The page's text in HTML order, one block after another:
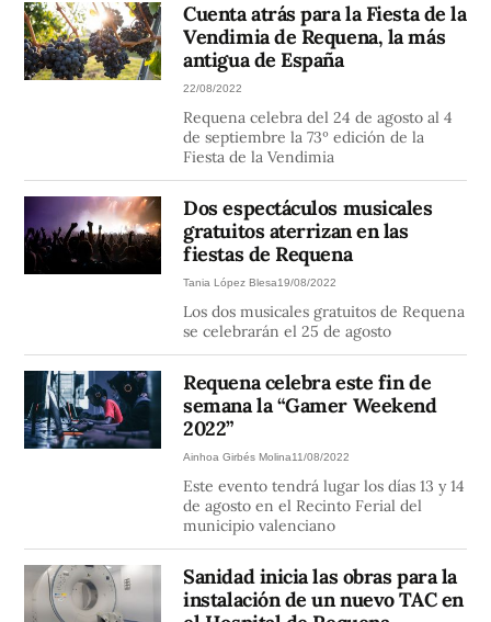
Cuenta atrás para la Fiesta de la
Vendimia de Requena, la más
antigua de España
22/08/2022
Requena celebra del 24 de agosto al 4
de septiembre la 73º edición de la
Fiesta de la Vendimia
Dos espectáculos musicales
gratuitos aterrizan en las
fiestas de Requena
Tania López Blesa19/08/2022
Los dos musicales gratuitos de Requena
se celebrarán el 25 de agosto
Requena celebra este fin de
semana la “Gamer Weekend
2022”
Ainhoa Girbés Molina11/08/2022
Este evento tendrá lugar los días 13 y 14
de agosto en el Recinto Ferial del
municipio valenciano
Sanidad inicia las obras para la
instalación de un nuevo TAC en